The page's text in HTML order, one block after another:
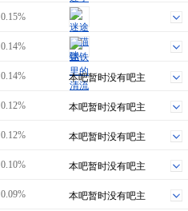
0.15%
0.14%
0.14% 本吧暂时没有吧主
0.12% 本吧暂时没有吧主
0.12% 本吧暂时没有吧主
0.10% 本吧暂时没有吧主
0.09% 本吧暂时没有吧主